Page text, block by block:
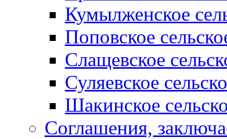
Кумылженское
Поповское
Слащевское
Суляевское
Шакинское
Соглашения,